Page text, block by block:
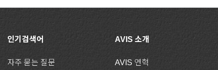
인기검색어
자주 묻는 질문
AVIS 소개
AVIS 연혁